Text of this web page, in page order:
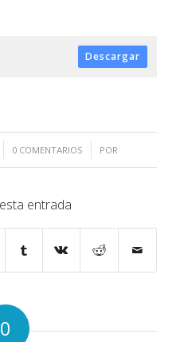
Descargar
0 COMENTARIOS
/ POR
entrada
0